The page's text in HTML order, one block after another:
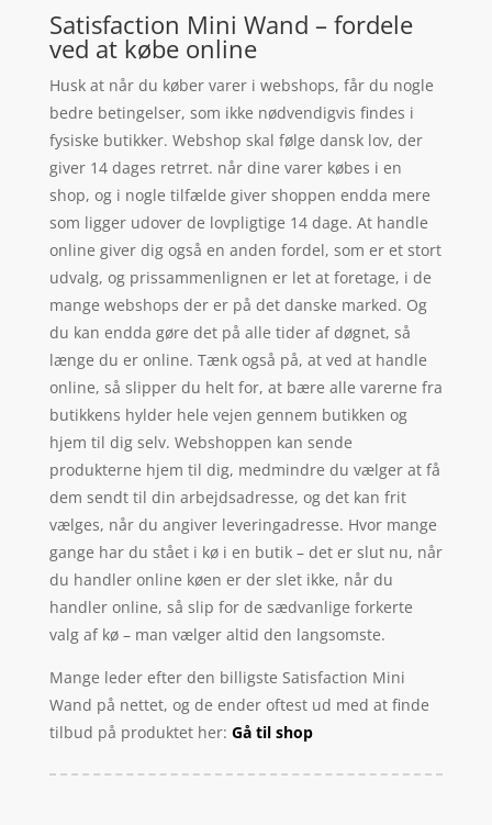
Satisfaction Mini Wand – fordele
ved at købe online
Husk at når du køber varer i webshops, får du nogle
bedre betingelser, som ikke nødvendigvis findes i
fysiske butikker. Webshop skal følge dansk lov, der
giver 14 dages retrret. når dine varer købes i en
shop, og i nogle tilfælde giver shoppen endda mere
som ligger udover de lovpligtige 14 dage. At handle
online giver dig også en anden fordel, som er et stort
udvalg, og prissammenlignen er let at foretage, i de
mange webshops der er på det danske marked. Og
du kan endda gøre det på alle tider af døgnet, så
længe du er online. Tænk også på, at ved at handle
online, så slipper du helt for, at bære alle varerne fra
butikkens hylder hele vejen gennem butikken og
hjem til dig selv. Webshoppen kan sende
produkterne hjem til dig, medmindre du vælger at få
dem sendt til din arbejdsadresse, og det kan frit
vælges, når du angiver leveringadresse. Hvor mange
gange har du stået i kø i en butik – det er slut nu, når
du handler online køen er der slet ikke, når du
handler online, så slip for de sædvanlige forkerte
valg af kø – man vælger altid den langsomste.
Mange leder efter den billigste Satisfaction Mini
Wand på nettet, og de ender oftest ud med at finde
tilbud på produktet her: Gå til shop